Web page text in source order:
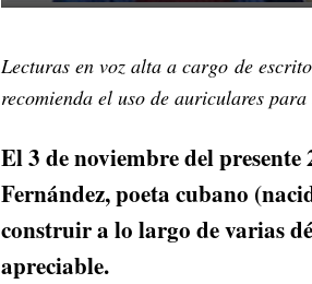
Lecturas en voz alta a cargo de
recomienda el uso de auriculares
El 3 de noviembre del
Fernández, poeta cubano
construir a lo largo de varias
apreciable.